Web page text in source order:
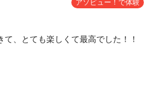
、とても楽しくて最高でした！！